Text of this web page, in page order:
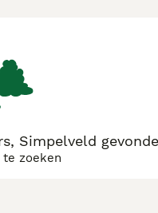
Simpelveld
te zoeken